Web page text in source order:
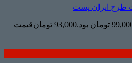
93,000 تومانقیمت